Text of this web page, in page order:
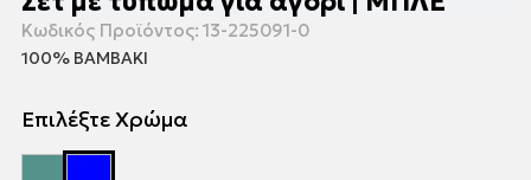
Κωδικός Προϊόντος: 13-225091-0
100% ΒΑΜΒΑΚΙ
Επιλέξτε Χρώμα